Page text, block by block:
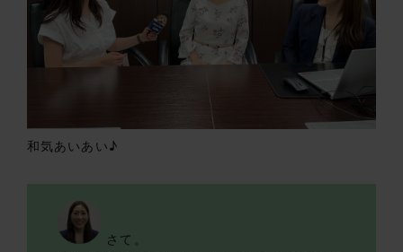
和気あいあい♪
さて。